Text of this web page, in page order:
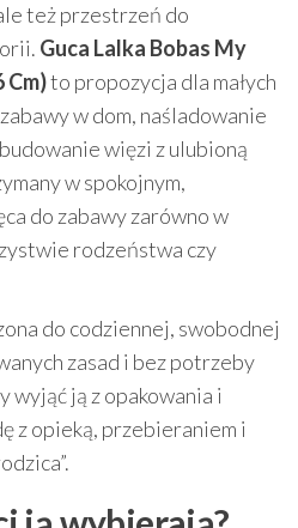
też przestrzeń do
Guca Lalka Bobas My
Cm)to propozycja dla małych
w dom, naśladowanie
więzi z ulubioną
w spokojnym,
do zabawy zarówno w
rodzeństwa czy
do codziennej, swobodnej
zasad i bez potrzeby
ją z opakowania i
z opieką, przebieraniem i